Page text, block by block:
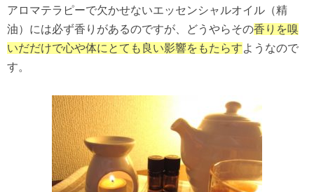
アロマテラピーで欠かせないエッセンシャルオイル（精
油）には必ず香りがあるのですが、どうやらその香りを嗅
いだだけで心や体にとても良い影響をもたらすようなので
す。